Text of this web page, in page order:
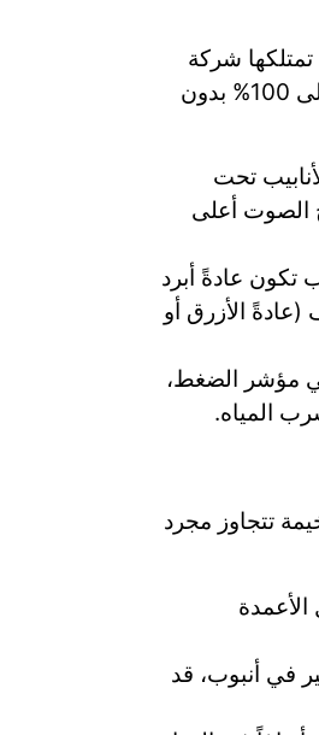
شركة
منزل الدقة. نحن لا نعتمد على التخمين أو التكسير العشوائي، بل نستخدم أجهزة دقيقة تضمن تحديد مكان التسرب بدقة تصل إلى 100% بدون
تحت
الصوت أعلى
تكون عادةً أبرد
الأزرق أو
مؤشر الضغط،
المياه.
تتجاوز مجرد
في أنبوب، قد